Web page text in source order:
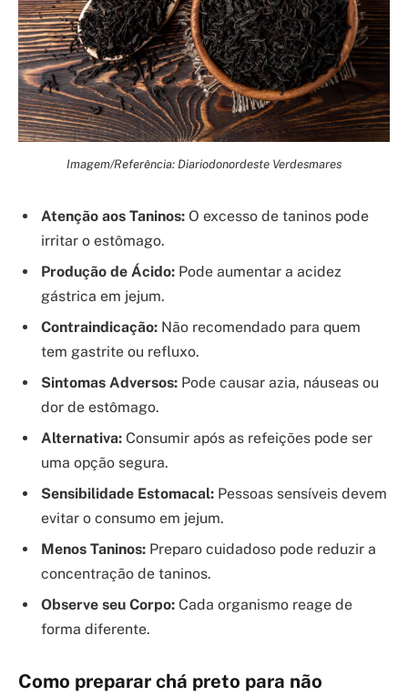
Imagem/Referência: Diariodonordeste Verdesmares
Atenção aos Taninos: O excesso de taninos pode
irritar o estômago.
Produção de Ácido: Pode aumentar a acidez
gástrica em jejum.
Contraindicação: Não recomendado para quem
tem gastrite ou refluxo.
Sintomas Adversos: Pode causar azia, náuseas ou
dor de estômago.
Alternativa: Consumir após as refeições pode ser
uma opção segura.
Sensibilidade Estomacal: Pessoas sensíveis devem
evitar o consumo em jejum.
Menos Taninos: Preparo cuidadoso pode reduzir a
concentração de taninos.
Observe seu Corpo: Cada organismo reage de
forma diferente.
Como preparar chá preto para não